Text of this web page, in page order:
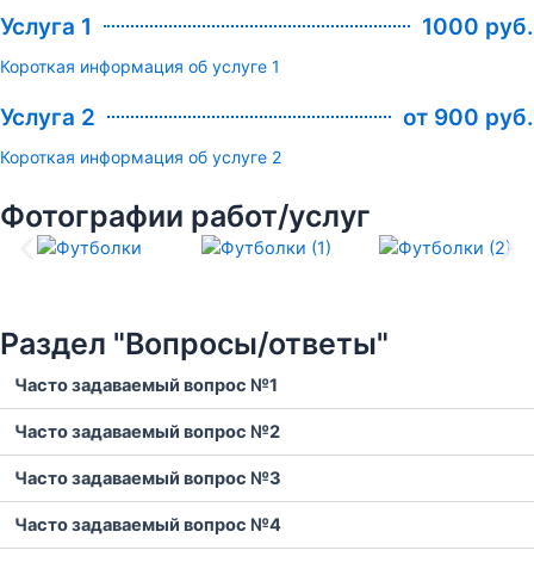
Услуга 1 1000 руб.
Короткая информация об услуге 1
Услуга 2 от 900 руб.
Короткая информация об услуге 2
Фотографии работ/услуг
Раздел "Вопросы/ответы"
Часто задаваемый вопрос №1
Часто задаваемый вопрос №2
Часто задаваемый вопрос №3
Часто задаваемый вопрос №4